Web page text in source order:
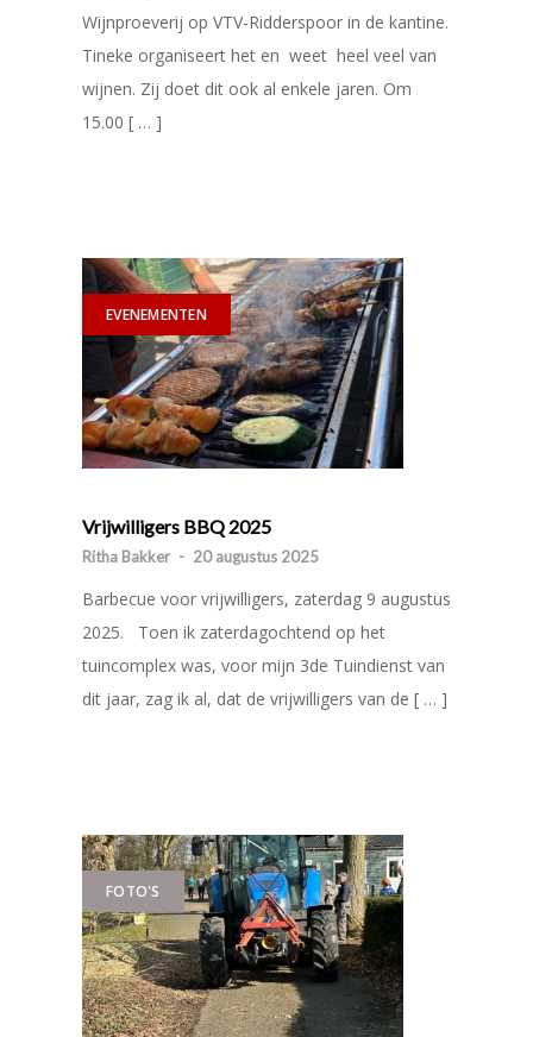
Wijnproeverij op VTV-Ridderspoor in de kantine.
Tineke organiseert het en weet heel veel van
wijnen. Zij doet dit ook al enkele jaren. Om
15.00 [ … ]
EVENEMENTEN
Vrijwilligers BBQ 2025
Ritha Bakker - 20 augustus 2025
Barbecue voor vrijwilligers, zaterdag 9 augustus
2025. Toen ik zaterdagochtend op het
tuincomplex was, voor mijn 3de Tuindienst van
dit jaar, zag ik al, dat de vrijwilligers van de [ … ]
FOTO'S